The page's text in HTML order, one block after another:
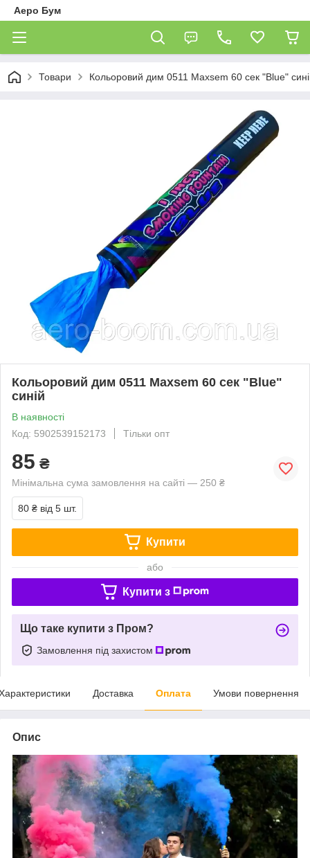
Аеро Бум
Товари Кольоровий дим 0511 Maxsem 60 сек "Blue"
Кольоровий дим 0511 Maxsem 60 сек "Blue"
синій
В наявності
Код: 5902539152173
Тільки опт
85 ₴
Мінімальна сума замовлення на сайті — 250 ₴
80 ₴ від 5 шт.
Купити
або
Купити з
Що таке купити з Пром?
Замовлення під захистом
Доставка Оплата Умови повернення
Опис